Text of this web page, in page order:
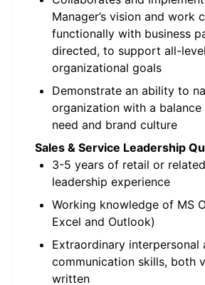
Manager’s vision and work
functionally with business
directed, to support all-level
organizational goals
Demonstrate an ability to
organization with a balance
need and brand culture
Sales & Service Leadership
3-5 years of retail or
leadership experience
Working knowledge of MS
Excel and Outlook)
Extraordinary interpersonal
communication skills, both
written